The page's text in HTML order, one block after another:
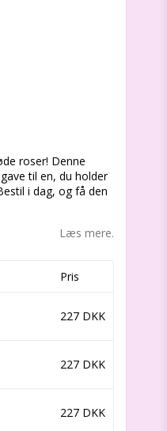
roser! Denne
til en, du holder
i dag, og få den
Læs mere.
Pris
227 DKK
227 DKK
227 DKK